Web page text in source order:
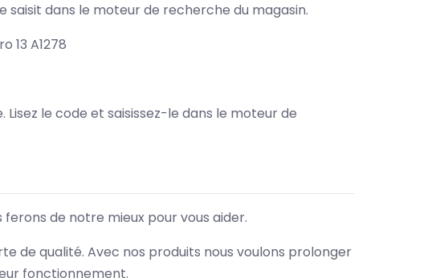
dans le moteur de recherche du magasin.
13 A1278
le code et saisissez-le dans le moteur de
de notre mieux pour vous aider.
de qualité. Avec nos produits nous voulons prolonger
fonctionnement.